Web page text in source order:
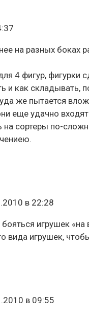
на разных боках
4 фигур, фигурки
и как
же пытается
еще удачно
сортеры по-
в 22:28
игрушек
вида игрушек,
в 09:55